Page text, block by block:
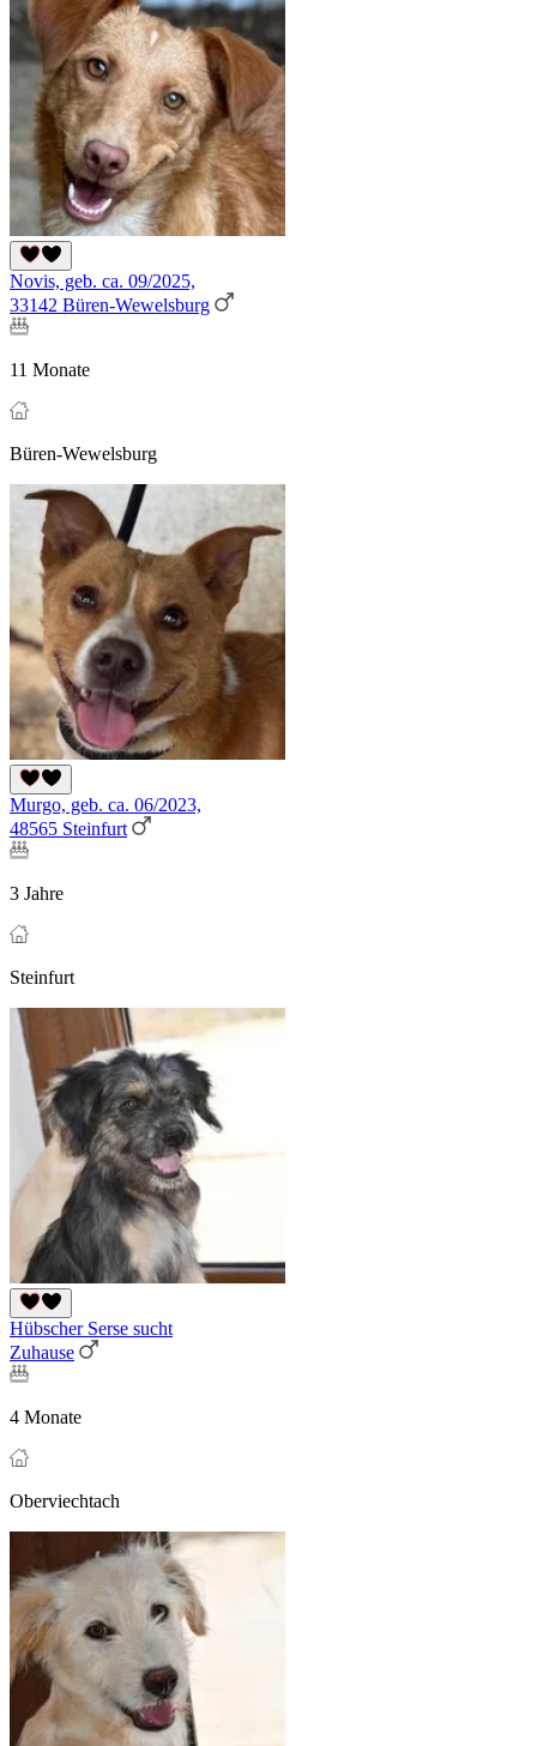
Novis, geb. ca. 09/2025,
33142 Büren-Wewelsburg
11 Monate
Büren-Wewelsburg
Murgo, geb. ca. 06/2023,
48565 Steinfurt
3 Jahre
Steinfurt
Hübscher Serse sucht
Zuhause
4 Monate
Oberviechtach